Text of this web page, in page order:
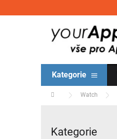
Kategorie
Domů Watch
Přeskočit kategorie
Kategorie